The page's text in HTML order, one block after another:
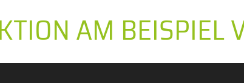
AM BEISPIEL